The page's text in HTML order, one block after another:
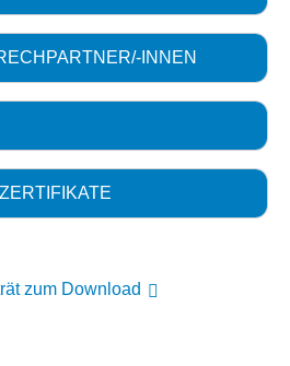
INNEN
zum Download